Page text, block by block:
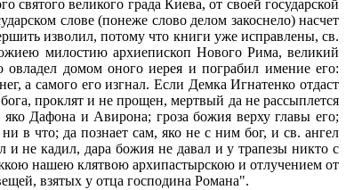
святого великого града Киева, от своей государской
слове (понеже слово делом закоснело) насчет
изволил, потому что книги уже исправлены, св.
милостию архиепископ Нового Рима, великий
домом оного иерея и пограбил имение его:
а самого его изгнал. Если Демка Игнатенко отдаст
бога, проклят и не прощен, мертвый да не рассыплется
Дафона и Авирона; гроза божия верху главы его;
в что; да познает сам, яко не с ним бог, и св. ангел
не кадил, дара божия не давал и у трапезы никто с
нашею клятвою архипастырскою и отлучением от
взятых у отца господина Романа".